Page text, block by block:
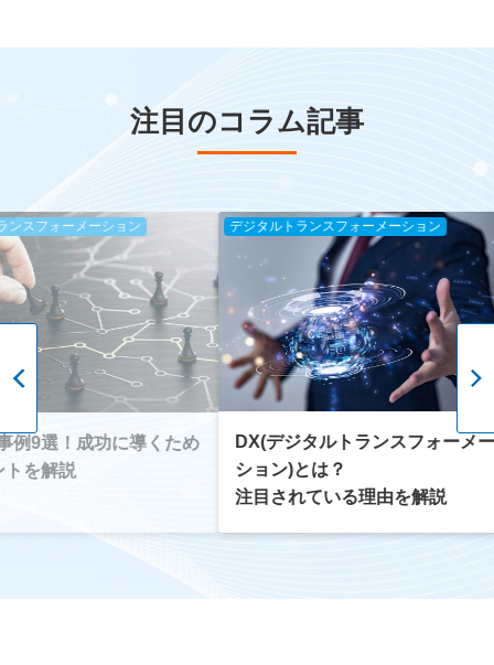
注目のコラム記事
ン
導くため
デジタルトランスフォーメーション
DX(デジタルトランスフォーメー
注目されている理由を解説
デジタルトラ
DXを社